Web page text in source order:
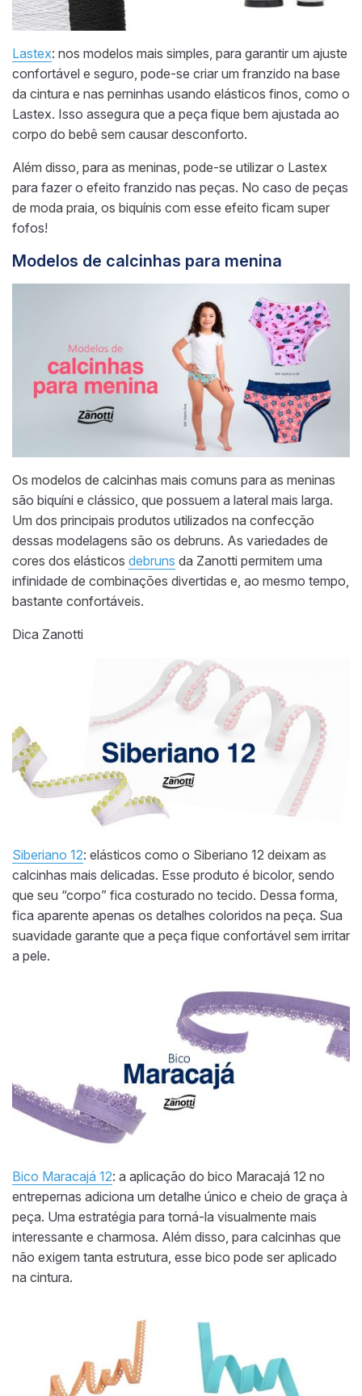
Lastex: nos modelos mais simples, para garantir um ajuste
confortável e seguro, pode-se criar um franzido na base
da cintura e nas perninhas usando elásticos finos, como o
Lastex. Isso assegura que a peça fique bem ajustada ao
corpo do bebê sem causar desconforto.
Além disso, para as meninas, pode-se utilizar o Lastex
para fazer o efeito franzido nas peças. No caso de peças
de moda praia, os biquínis com esse efeito ficam super
fofos!
Modelos de calcinhas para menina
Os modelos de calcinhas mais comuns para as meninas
são biquíni e clássico, que possuem a lateral mais larga.
Um dos principais produtos utilizados na confecção
dessas modelagens são os debruns. As variedades de
cores dos elásticos debruns da Zanotti permitem uma
infinidade de combinações divertidas e, ao mesmo tempo,
bastante confortáveis.
Dica Zanotti
Siberiano 12: elásticos como o Siberiano 12 deixam as
calcinhas mais delicadas. Esse produto é bicolor, sendo
que seu “corpo” fica costurado no tecido. Dessa forma,
fica aparente apenas os detalhes coloridos na peça. Sua
suavidade garante que a peça fique confortável sem irritar
a pele.
Bico Maracajá 12: a aplicação do bico Maracajá 12 no
entrepernas adiciona um detalhe único e cheio de graça à
peça. Uma estratégia para torná-la visualmente mais
interessante e charmosa. Além disso, para calcinhas que
não exigem tanta estrutura, esse bico pode ser aplicado
na cintura.